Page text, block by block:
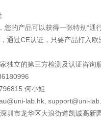
您的产品可以获得一张特别“
通过CE认证，只要产品打入
独立的第三方检测及认证咨询
何小姐
lab.hk, support@uni-
圳市龙华区大浪街道凯诚高新